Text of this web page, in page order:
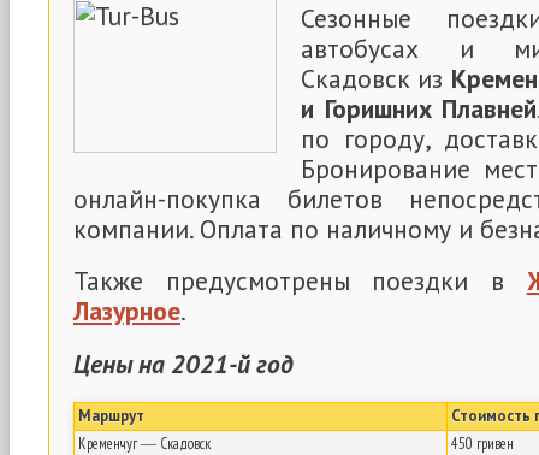
Сезонные
автобусах и
Скадовск из
и Горишних Плавней
по городу,
Бронирование
онлайн-покупка билетов
компании. Оплата по наличному и
Также предусмотрены поездки в
Лазурное.
Цены на 2021-й год
Маршрут
Стоимость
Кременчуг ― Скадовск
450 гривен